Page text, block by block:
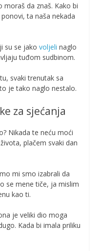
da znaš. Kako bi
ta naša nekada
su se jako voljeli naglo
tuđom sudbinom.
svaki trenutak sa
je tako naglo nestalo.
za sjećanja
Nikada te neću moći
plačem svaki dan
mi smo izabrali da
se mene tiče, ja mislim
kao ti.
je veliki dio moga
Kada bi imala priliku